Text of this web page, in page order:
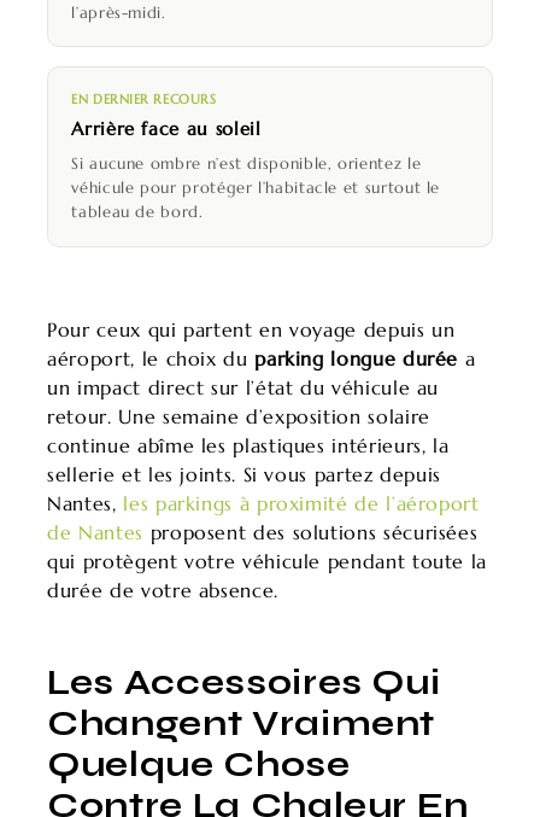
l’après-midi.
EN DERNIER RECOURS
Arrière face au soleil
Si aucune ombre n’est disponible, orientez le
véhicule pour protéger l’habitacle et surtout le
tableau de bord.
Pour ceux qui partent en voyage depuis un
aéroport, le choix du parking longue durée a
un impact direct sur l’état du véhicule au
retour. Une semaine d’exposition solaire
continue abîme les plastiques intérieurs, la
sellerie et les joints. Si vous partez depuis
Nantes, les parkings à proximité de l’aéroport
de Nantes proposent des solutions sécurisées
qui protègent votre véhicule pendant toute la
durée de votre absence.
Les Accessoires Qui
Changent Vraiment
Quelque Chose
Contre La Chaleur En